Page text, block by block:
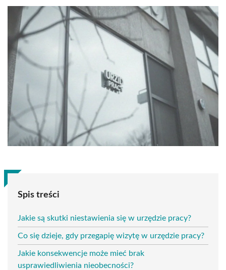
Spis treści
Jakie są skutki niestawienia się w urzędzie pracy?
Co się dzieje, gdy przegapię wizytę w urzędzie pracy?
Jakie konsekwencje może mieć brak
usprawiedliwienia nieobecności?